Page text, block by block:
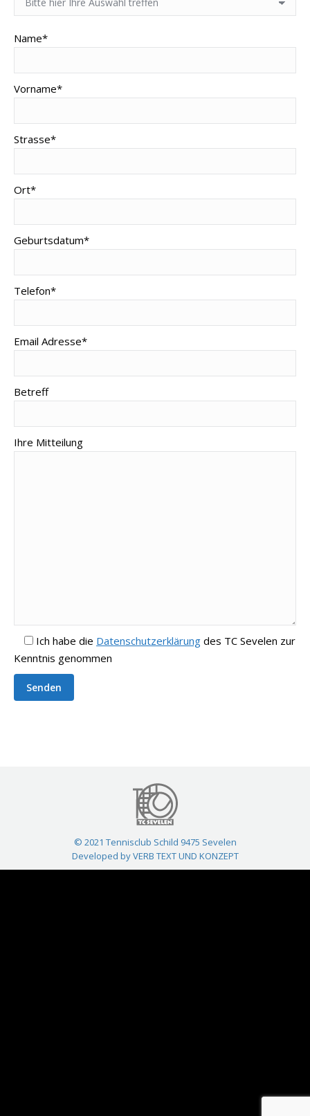
Name*
Vorname*
Strasse*
Ort*
Geburtsdatum*
Telefon*
Email Adresse*
Betreff
Ihre Mitteilung
Ich habe die Datenschutzerklärung des TC Sevelen zur
Kenntnis genommen
© 2021 Tennisclub Schild 9475 Sevelen
Developed by VERB TEXT UND KONZEPT